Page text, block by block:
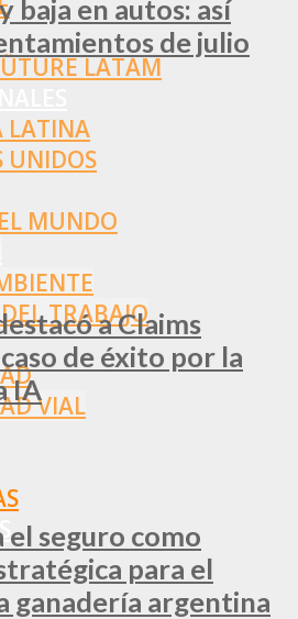
LATAM
LATINA
UNIDOS
MUNDO
TRABAJO
VIAL
baja en autos: así
de julio
a Claims
de éxito por la
IA
el seguro como
para el
ganadería argentina